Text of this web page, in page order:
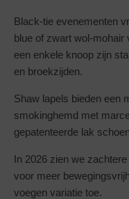
Black-tie evenementen
blue of zwart wol-mohair
een enkele knoop zijn
en broekzijden.
Shaw lapels bieden een
smokinghemd met
gepatenteerde lak
In 2026 zien we
voor meer
voegen variatie toe.